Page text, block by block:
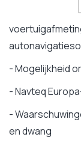
- Mogelijkheid
- Navteq
-
en dwang